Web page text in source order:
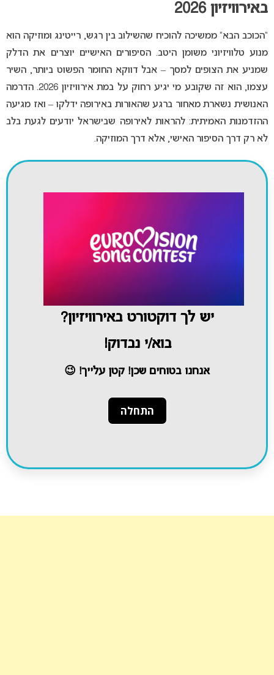
באירוויזיון 2026
“הכוכב הבא” ממשיכה להוכיח שהשילוב בין רגש, רייטינג ומוזיקה הוא
מנוע טלוויזיוני משומן היטב. הסיפורים האישיים יוצרים את הדלק
שמניע את הצופים למסך – אבל דווקא החומר הפשוט ביותר, השיר
עצמו, הוא זה שקובע מי יגיע רחוק על במת אירוויזיון 2026. הדרמה
האנושית נשארת מאחור ברגע שהאורות באירופה ידלקו – ואז מגיעה
ההזדמנות האמיתית: להראות לאירופה שבישראל יודעים לגעת בלב
לא רק דרך הסיפור האישי, אלא דרך המוזיקה.
יש לך דוקטורט באירוויזיון?
בוא/י נבדוק!
אנחנו בטוחים שכן! קטן עלייך! 😉